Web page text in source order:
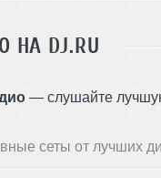
НА DJ.RU
— слушайте
сеты от лучших